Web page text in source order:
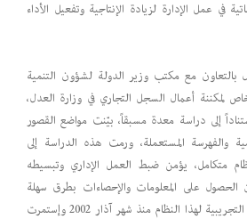
في عمل الإدارة لزيادة الإنتاجية وتفعيل الأداء
بالتعاون مع مكتب وزير الدولة لشؤون التنمية
لمكننة أعمال السجل التجاري في وزارة العدل،
2002، وذلك إستناداً إلى دراسة معدة مسبقاً، بيّنت مواضع القصور
والفهرسة المستعملة، ورمت هذه الدراسة إلى
متكامل، يؤمن ضبط العمل الإداري وتبسيطه
الحصول على المعلومات والإحصاءات بطرق سهلة
وبسرعة قصوى. لقد بدأت الفترة التجريبية لهذا النظام منذ شهر آذار 2002 وإستمرت